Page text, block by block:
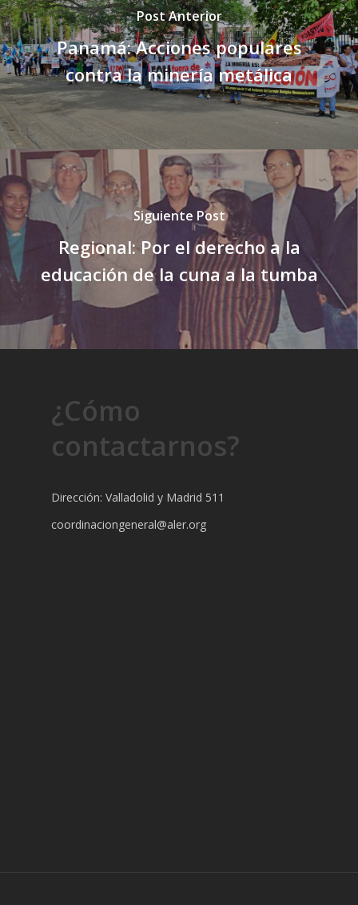
Post Anterior
Panamá: Acciones populares
contra la minería metálica
Siguiente Post
Regional: Por el derecho a la
educación de la cuna a la tumba
¿Cómo
contactarnos?
Dirección: Valladolid y Madrid 511
coordinaciongeneral@aler.org